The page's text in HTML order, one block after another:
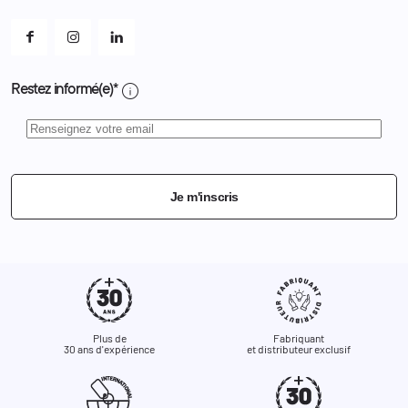
Restez informé(e)* info
Je m'inscris
Plus de
30 ans d'expérience
Fabriquant
et distributeur exclusif